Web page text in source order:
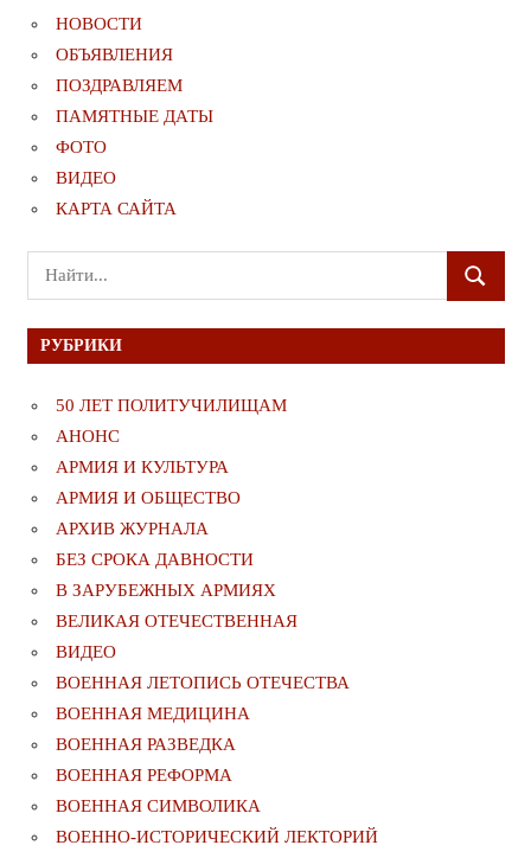
НОВОСТИ
ОБЪЯВЛЕНИЯ
ПОЗДРАВЛЯЕМ
ПАМЯТНЫЕ ДАТЫ
ФОТО
ВИДЕО
КАРТА САЙТА
Поиск
для:
ПОИСК
РУБРИКИ
50 ЛЕТ ПОЛИТУЧИЛИЩАМ
АНОНС
АРМИЯ И КУЛЬТУРА
АРМИЯ И ОБЩЕСТВО
АРХИВ ЖУРНАЛА
БЕЗ СРОКА ДАВНОСТИ
В ЗАРУБЕЖНЫХ АРМИЯХ
ВЕЛИКАЯ ОТЕЧЕСТВЕННАЯ
ВИДЕО
ВОЕННАЯ ЛЕТОПИСЬ ОТЕЧЕСТВА
ВОЕННАЯ МЕДИЦИНА
ВОЕННАЯ РАЗВЕДКА
ВОЕННАЯ РЕФОРМА
ВОЕННАЯ СИМВОЛИКА
ВОЕННО-ИСТОРИЧЕСКИЙ ЛЕКТОРИЙ